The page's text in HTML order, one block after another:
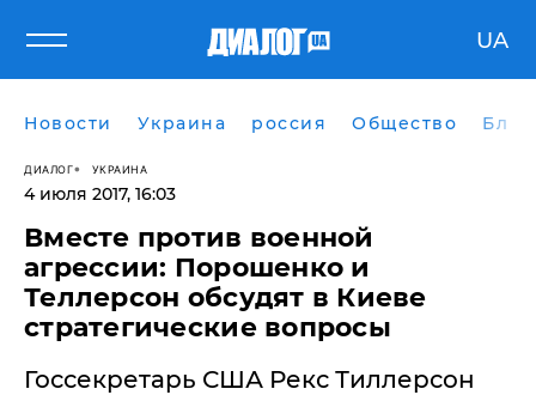
UA
Новости Украина россия Общество
ДИАЛОГ УКРАИНА
4 июля 2017, 16:03
Вместе против военной
агрессии: Порошенко и
Теллерсон обсудят в Киеве
стратегические вопросы
Госсекретарь США Рекс Тиллерсон